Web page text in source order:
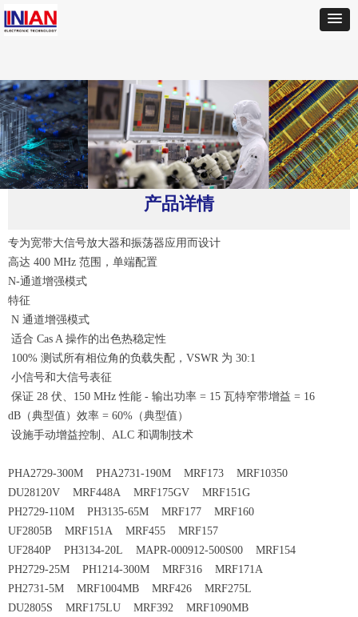
首页 ꄲ MACOM ꄲ MRF136放大器
专为宽带大信号放大器和振荡器应用而设计
高达 400 MHz 范围，单端配置
N-通道增强模式
特征
N 通道增强模式
适合 Cas A 操作的出色热稳定性
100% 测试所有相位角的负载失配，VSWR 为 30:1
小信号和大信号表征
保证 28 伏、150 MHz 性能 - 输出功率 = 15 瓦特窄带增益 = 16
dB（典型值）效率 = 60%（典型值）
设施手动增益控制、ALC 和调制技术
PHA2729-300M PHA2731-190M MRF173 MRF10350
DU28120V MRF448A MRF175GV MRF151G
PH2729-110M PH3135-65M MRF177 MRF160
UF2805B MRF151A MRF455 MRF157
UF2840P PH3134-20L MAPR-000912-500S00 MRF154
PH2729-25M PH1214-300M MRF316 MRF171A
PH2731-5M MRF1004MB MRF426 MRF275L
DU2805S MRF175LU MRF392 MRF1090MB
产品详情